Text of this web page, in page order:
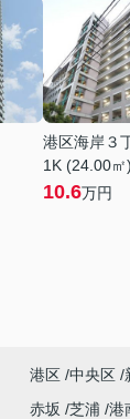
港区海岸３
1K (24.00㎡)
10.6万円
港区 中央区
赤坂 芝浦 港